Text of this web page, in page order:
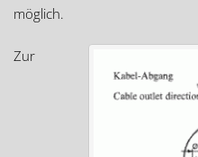
möglich.
Zur